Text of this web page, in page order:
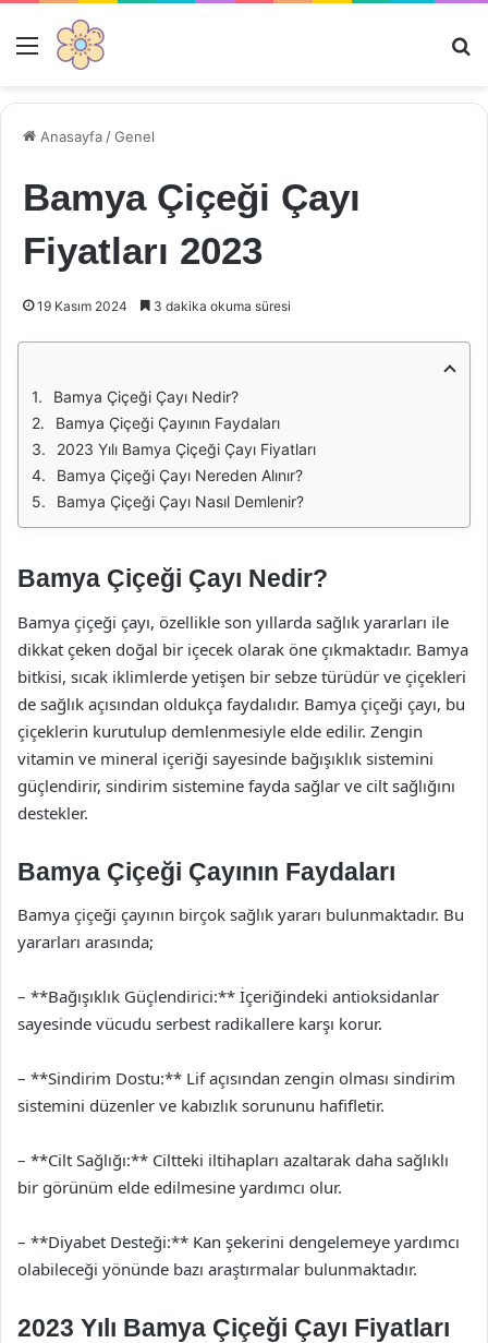
Menü
Anasayfa /Genel
Bamya Çiçeği Çayı
Fiyatları 2023
19 Kasım 2024 3 dakika okuma süresi
Bamya Çiçeği Çayı Nedir?
Bamya Çiçeği Çayının Faydaları
2023 Yılı Bamya Çiçeği Çayı Fiyatları
Bamya Çiçeği Çayı Nereden Alınır?
Bamya Çiçeği Çayı Nasıl Demlenir?
Bamya Çiçeği Çayı Nedir?
Bamya çiçeği çayı, özellikle son yıllarda sağlık yararları ile
dikkat çeken doğal bir içecek olarak öne çıkmaktadır. Bamya
bitkisi, sıcak iklimlerde yetişen bir sebze türüdür ve çiçekleri
de sağlık açısından oldukça faydalıdır. Bamya çiçeği çayı, bu
çiçeklerin kurutulup demlenmesiyle elde edilir. Zengin
vitamin ve mineral içeriği sayesinde bağışıklık sistemini
güçlendirir, sindirim sistemine fayda sağlar ve cilt sağlığını
destekler.
Bamya Çiçeği Çayının Faydaları
Bamya çiçeği çayının birçok sağlık yararı bulunmaktadır. Bu
yararları arasında;
– **Bağışıklık Güçlendirici:** İçeriğindeki antioksidanlar
sayesinde vücudu serbest radikallere karşı korur.
– **Sindirim Dostu:** Lif açısından zengin olması sindirim
sistemini düzenler ve kabızlık sorununu hafifletir.
– **Cilt Sağlığı:** Ciltteki iltihapları azaltarak daha sağlıklı
bir görünüm elde edilmesine yardımcı olur.
– **Diyabet Desteği:** Kan şekerini dengelemeye yardımcı
olabileceği yönünde bazı araştırmalar bulunmaktadır.
2023 Yılı Bamya Çiçeği Çayı Fiyatları